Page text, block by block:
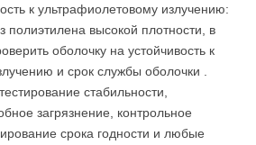
к ультрафиолетовому излучению:
полиэтилена высокой плотности, в
оболочку на устойчивость к
и срок службы оболочки .
стабильности,
загрязнение, контрольное
срока годности и любые